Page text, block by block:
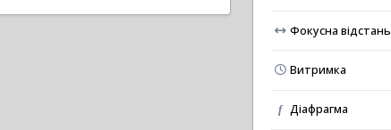
Фокусна відстань
Витримка
f Діафрагма